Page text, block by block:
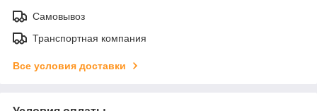
Самовывоз
Транспортная компания
Все условия доставки